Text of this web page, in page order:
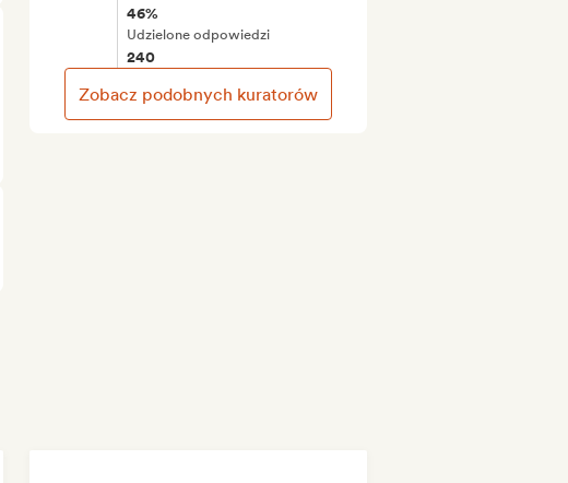
46%
Udzielone odpowiedzi
240
Zobacz podobnych kuratorów